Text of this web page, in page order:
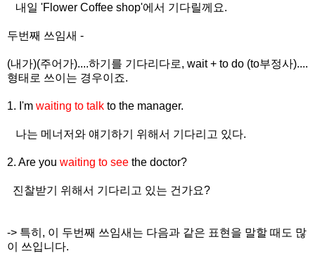
내일 'Flower Coffee shop'에서 기다릴께요.
두번째 쓰임새 -
(내가)(주어가)....하기를 기다리다로, wait + to do (to부정사)....
형태로 쓰이는 경우이죠.
1. I'm waiting to talk to the manager.
나는 메너저와 얘기하기 위해서 기다리고 있다.
2. Are you waiting to see the doctor?
진찰받기 위해서 기다리고 있는 건가요?
-> 특히, 이 두번째 쓰임새는 다음과 같은 표현을 말할 때도 많
이 쓰입니다.